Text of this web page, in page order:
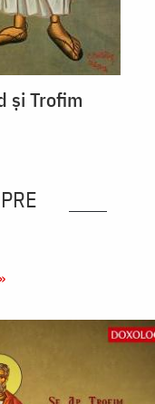
și Trofim